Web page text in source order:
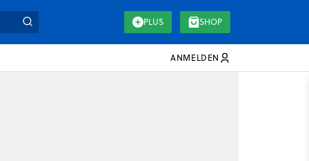
PLUS SHOP
ANMELDEN